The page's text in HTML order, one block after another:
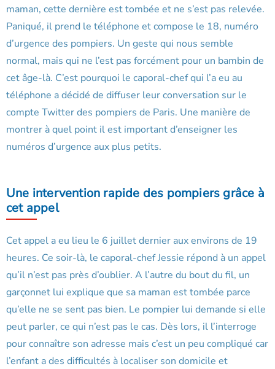
maman, cette dernière est tombée et ne s’est pas relevée.
Paniqué, il prend le téléphone et compose le 18, numéro
d’urgence des pompiers. Un geste qui nous semble
normal, mais qui ne l’est pas forcément pour un bambin de
cet âge-là. C’est pourquoi le caporal-chef qui l’a eu au
téléphone a décidé de diffuser leur conversation sur le
compte Twitter des pompiers de Paris. Une manière de
montrer à quel point il est important d’enseigner les
numéros d’urgence aux plus petits.
Une intervention rapide des pompiers grâce à
cet appel
Cet appel a eu lieu le 6 juillet dernier aux environs de 19
heures. Ce soir-là, le caporal-chef Jessie répond à un appel
qu’il n’est pas près d’oublier. A l’autre du bout du fil, un
garçonnet lui explique que sa maman est tombée parce
qu’elle ne se sent pas bien. Le pompier lui demande si elle
peut parler, ce qui n’est pas le cas. Dès lors, il l’interroge
pour connaître son adresse mais c’est un peu compliqué car
l’enfant a des difficultés à localiser son domicile et